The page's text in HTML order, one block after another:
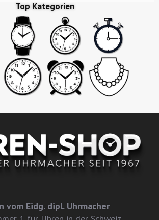
Top Kategorien
vom Eidg. dipl. Uhrmacher